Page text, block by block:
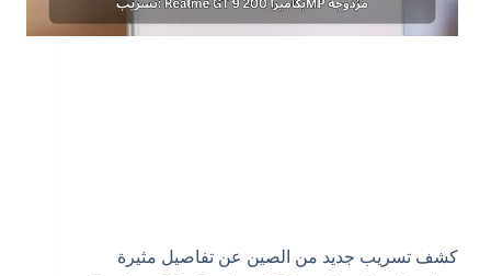
كشف تسريب جديد من الصين عن تفاصيل مثيرة